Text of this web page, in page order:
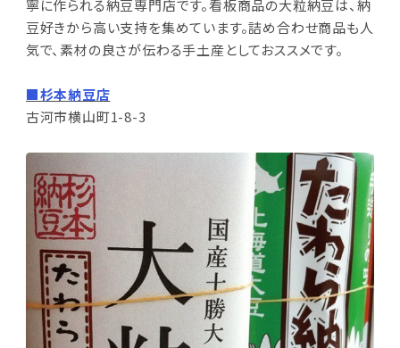
寧に作られる納豆専門店です。看板商品の大粒納豆は、納
豆好きから高い支持を集めています。詰め合わせ商品も人
気で、素材の良さが伝わる手土産としておススメです。
■杉本納豆店
古河市横山町1-8-3